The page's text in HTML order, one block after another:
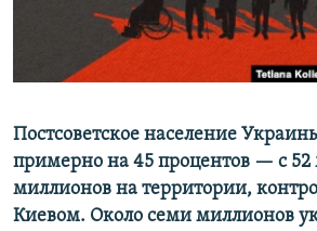
Постсоветское население
примерно на 45 процентов — с 52
миллионов на территории,
Киевом. Около семи миллионов